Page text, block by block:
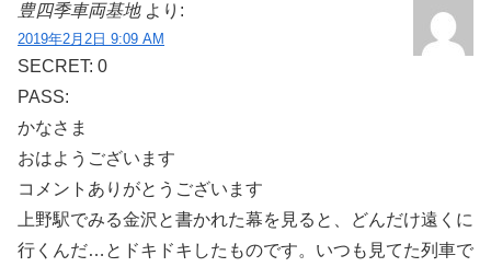
豊四季車両基地 より:
2019年2月2日 9:09 AM
SECRET: 0
PASS:
かなさま
おはようございます
コメントありがとうございます
上野駅でみる金沢と書かれた幕を見ると、どんだけ遠くに
行くんだ…とドキドキしたものです。いつも見てた列車で